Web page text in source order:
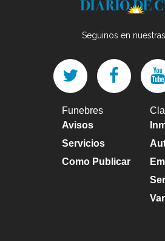
Seguinos en
Funebres
Avisos
Servicios
Como Publicar